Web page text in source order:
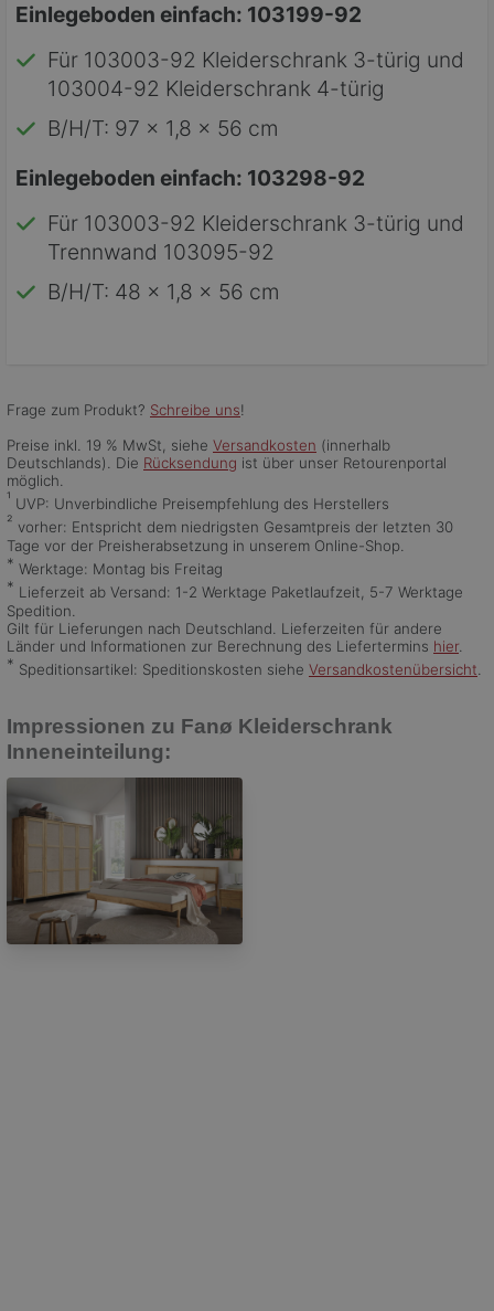
Einlegeboden einfach: 103199-92
Für 103003-92 Kleiderschrank 3-türig und
103004-92 Kleiderschrank 4-türig
B/H/T: 97 x 1,8 x 56 cm
Einlegeboden einfach: 103298-92
Für 103003-92 Kleiderschrank 3-türig und
Trennwand 103095-92
B/H/T: 48 x 1,8 x 56 cm
Frage zum Produkt? Schreibe uns!
Preise inkl. 19 % MwSt, siehe Versandkosten (innerhalb
Deutschlands). Die Rücksendung ist über unser Retourenportal
möglich.
¹ UVP: Unverbindliche Preisempfehlung des Herstellers
² vorher: Entspricht dem niedrigsten Gesamtpreis der letzten 30
Tage vor der Preisherabsetzung in unserem Online-Shop.
* Werktage: Montag bis Freitag
* Lieferzeit ab Versand: 1-2 Werktage Paketlaufzeit, 5-7 Werktage
Spedition.
Gilt für Lieferungen nach Deutschland. Lieferzeiten für andere
Länder und Informationen zur Berechnung des Liefertermins hier
* Speditionsartikel: Speditionskosten siehe Versandkostenübersicht
Impressionen zu Fanø Kleiderschrank
Inneneinteilung: